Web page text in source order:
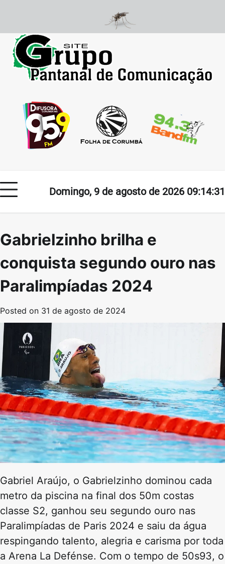
content
Domingo, 9 de agosto de 2026 09:14:31
Gabrielzinho brilha e
conquista segundo ouro nas
Paralimpíadas 2024
Posted on 31 de agosto de 2024
Gabriel Araújo, o Gabrielzinho dominou cada
metro da piscina na final dos 50m costas
classe S2, ganhou seu segundo ouro nas
Paralimpíadas de Paris 2024 e saiu da água
respingando talento, alegria e carisma por toda
a Arena La Defénse. Com o tempo de 50s93, o